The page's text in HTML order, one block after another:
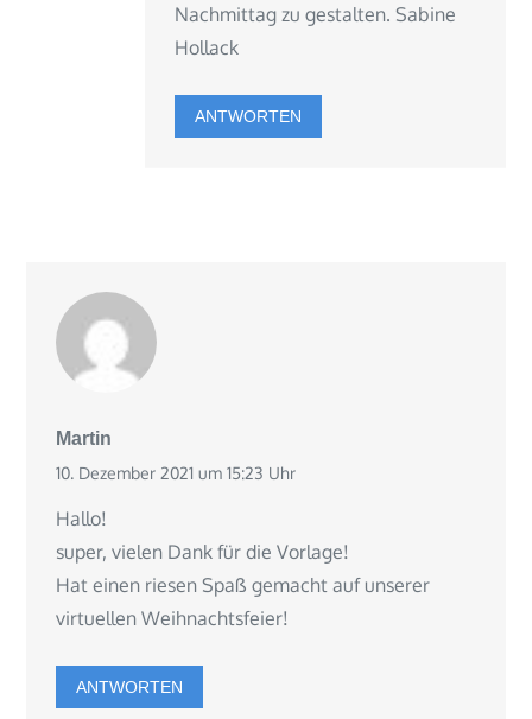
Nachmittag zu gestalten. Sabine
Hollack
ANTWORTEN
Martin
10. Dezember 2021 um 15:23 Uhr
Hallo!
super, vielen Dank für die Vorlage!
Hat einen riesen Spaß gemacht auf unserer
virtuellen Weihnachtsfeier!
ANTWORTEN